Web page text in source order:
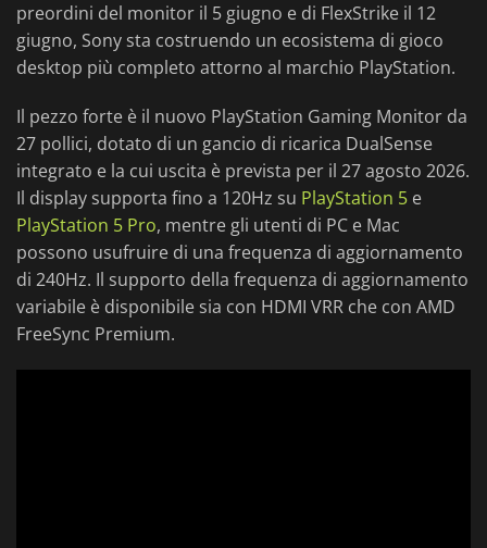
preordini del monitor il 5 giugno e di FlexStrike il 12
giugno, Sony sta costruendo un ecosistema di gioco
desktop più completo attorno al marchio PlayStation.
Il pezzo forte è il nuovo PlayStation Gaming Monitor da
27 pollici, dotato di un gancio di ricarica DualSense
integrato e la cui uscita è prevista per il 27 agosto 2026.
Il display supporta fino a 120Hz su PlayStation 5 e
PlayStation 5 Pro, mentre gli utenti di PC e Mac
possono usufruire di una frequenza di aggiornamento
di 240Hz. Il supporto della frequenza di aggiornamento
variabile è disponibile sia con HDMI VRR che con AMD
FreeSync Premium.